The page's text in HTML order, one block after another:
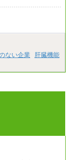
円
円
円
円
、生活の拠点が定
等により異なりま
の中で決定いたし
ない企業
肝臓機能